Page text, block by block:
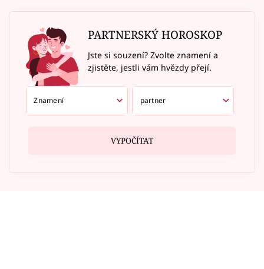
PARTNERSKÝ HOROSKOP
Jste si souzení? Zvolte znamení a
zjistěte, jestli vám hvězdy přejí.
VYPOČÍTAT